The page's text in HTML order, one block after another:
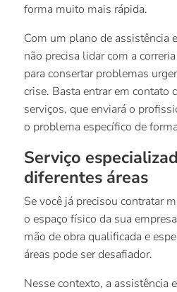
forma muito mais rápida.
Com um plano de assistência
não precisa lidar com a
para consertar problemas
crise. Basta entrar em contato
serviços, que enviará o
o problema específico de
Serviço
diferentes áreas
Se você já precisou contratar
o espaço físico da sua
mão de obra qualificada e
áreas pode ser desafiador.
Nesse contexto, a assistência